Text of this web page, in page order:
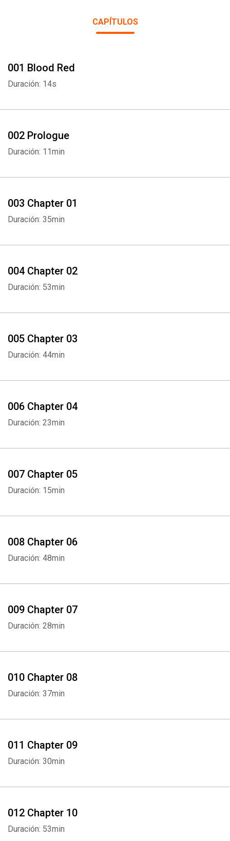
CAPÍTULOS
001 Blood Red
Duración: 14s
002 Prologue
Duración: 11min
003 Chapter 01
Duración: 35min
004 Chapter 02
Duración: 53min
005 Chapter 03
Duración: 44min
006 Chapter 04
Duración: 23min
007 Chapter 05
Duración: 15min
008 Chapter 06
Duración: 48min
009 Chapter 07
Duración: 28min
010 Chapter 08
Duración: 37min
011 Chapter 09
Duración: 30min
012 Chapter 10
Duración: 53min